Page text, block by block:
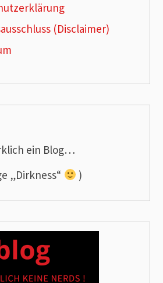
(Disclaimer)
ein Blog…
„Dirkness“
)